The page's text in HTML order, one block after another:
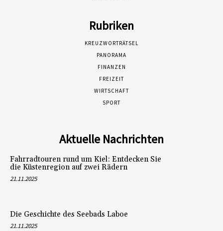
Rubriken
KREUZWORTRÄTSEL
PANORAMA
FINANZEN
FREIZEIT
WIRTSCHAFT
SPORT
Aktuelle Nachrichten
Fahrradtouren rund um Kiel: Entdecken Sie
die Küstenregion auf zwei Rädern
21.11.2025
Die Geschichte des Seebads Laboe
21.11.2025